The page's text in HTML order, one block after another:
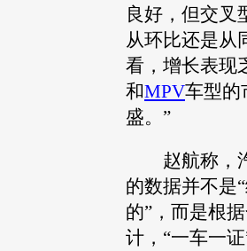
良好，但交叉
从环比还是从
看，增长表现
和MPV车型的
盛。”
赵航称，
的数据并不是
的”，而是根
计，“一车一